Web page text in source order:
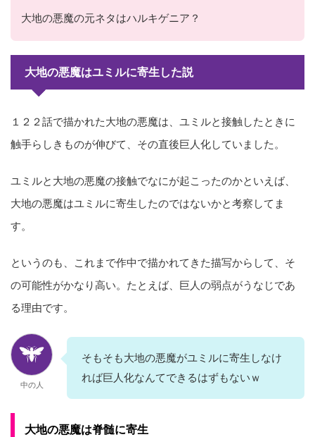
大地の悪魔の元ネタはハルキゲニア？
大地の悪魔はユミルに寄生した説
１２２話で描かれた大地の悪魔は、ユミルと接触したときに
触手らしきものが伸びて、その直後巨人化していました。
ユミルと大地の悪魔の接触でなにが起こったのかといえば、
大地の悪魔はユミルに寄生したのではないかと考察してま
す。
というのも、これまで作中で描かれてきた描写からして、そ
の可能性がかなり高い。たとえば、巨人の弱点がうなじであ
る理由です。
中の人
そもそも大地の悪魔がユミルに寄生しなけ
れば巨人化なんてできるはずもないｗ
大地の悪魔は脊髄に寄生